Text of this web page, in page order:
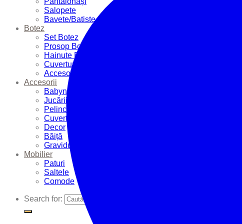
Salopete
Bavete/Batiste
Botez
Set Botez
Prosop Botez
Hainute Botez
Cuverturi Botez
Accesorii Botez
Accesorii
Babynest
Jucării
Pelinci
Cuverturi
Decor
Băiță
Graviduțe
Mobilier
Paturi
Saltele
Comode
Search for: